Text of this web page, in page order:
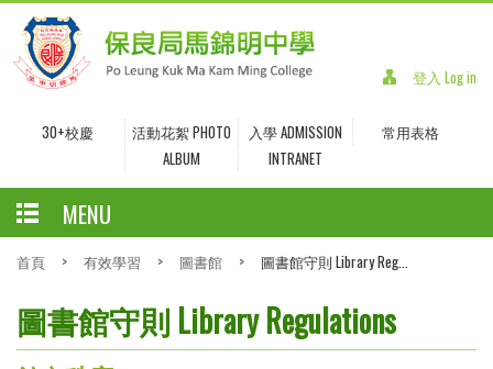
登入 Log in
30+校慶
活動花絮 PHOTO
ALBUM
入學 ADMISSION
常用表格
INTRANET
MENU
首頁 > 有效學習 > 圖書館 > 圖書館守則 Library Reg...
圖書館守則 Library Regulations